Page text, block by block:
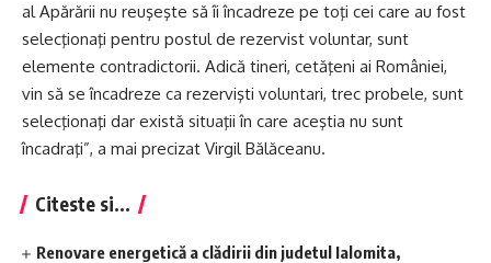
al Apărării nu reuşeşte să îi încadreze pe toţi cei care au fost
selecţionaţi pentru postul de rezervist voluntar, sunt
elemente contradictorii. Adică tineri, cetăţeni ai României,
vin să se încadreze ca rezervişti voluntari, trec probele, sunt
selecţionaţi dar există situaţii în care aceştia nu sunt
încadraţi”, a mai precizat Virgil Bălăceanu.
Citeste si...
Renovare energetică a clădirii din judetul Ialomita,